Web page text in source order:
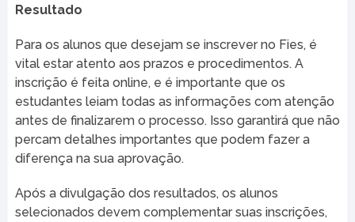
Resultado
Para os alunos que desejam se inscrever no Fies, é
vital estar atento aos prazos e procedimentos. A
inscrição é feita online, e é importante que os
estudantes leiam todas as informações com atenção
antes de finalizarem o processo. Isso garantirá que não
percam detalhes importantes que podem fazer a
diferença na sua aprovação.
Após a divulgação dos resultados, os alunos
selecionados devem complementar suas inscrições,